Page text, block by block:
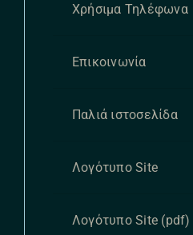
Χρήσιμα Τηλέφωνα
Επικοινωνία
Παλιά ιστοσελίδα
Λογότυπο Site
Λογότυπο Site (pdf)